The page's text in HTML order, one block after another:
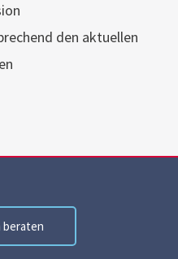
den aktuellen
beraten